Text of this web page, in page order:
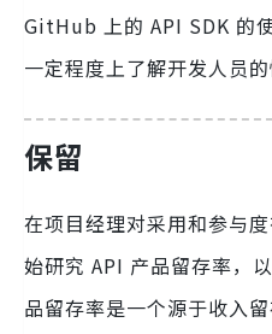
GitHub 上的 API SDK 的
一定程度上了解开发人员的
保留
在项目经理对采用和参与
始研究 API 产品留存率，
品留存率是一个源于收入